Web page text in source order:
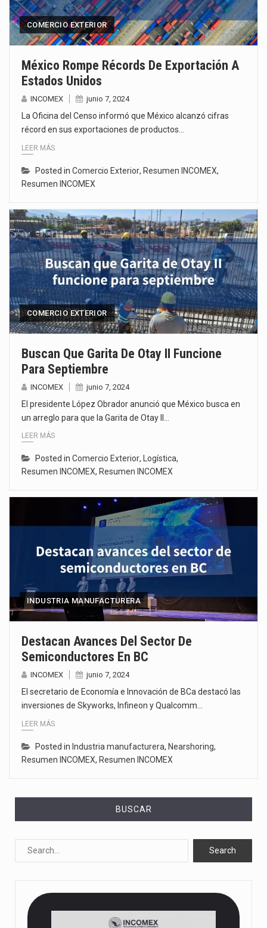
COMERCIO EXTERIOR
México Rompe Récords De Exportación A
Estados Unidos
INCOMEX junio 7, 2024
La Oficina del Censo informó que México alcanzó cifras
récord en sus exportaciones de productos…
LEER MÁS
Posted in Comercio Exterior, Resumen INCOMEX,
Resumen INCOMEX
COMERCIO EXTERIOR
Buscan Que Garita De Otay II Funcione
Para Septiembre
INCOMEX junio 7, 2024
El presidente López Obrador anunció que México busca en
un arreglo para que la Garita de Otay II…
LEER MÁS
Posted in Comercio Exterior, Logística,
Resumen INCOMEX, Resumen INCOMEX
INDUSTRIA MANUFACTURERA
Destacan Avances Del Sector De
Semiconductores En BC
INCOMEX junio 7, 2024
El secretario de Economía e Innovación de BCa destacó las
inversiones de Skyworks, Infineon y Qualcomm…
LEER MÁS
Posted in Industria manufacturera, Nearshoring,
Resumen INCOMEX, Resumen INCOMEX
BUSCAR